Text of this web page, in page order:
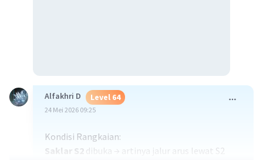
Alfakhri D Level 64
24 Mei 2026 09:25
Kondisi Rangkaian:
Saklar S2 dibuka → artinya jalur arus lewat S2